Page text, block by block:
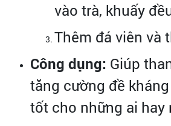
vào trà, khuấy
Thêm đá viên và
Công dụng: Giúp
tăng cường đề
tốt cho những ai hay